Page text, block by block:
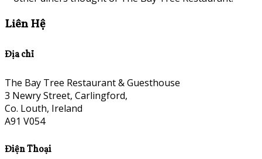
Liên Hệ
Địa chỉ
The Bay Tree Restaurant & Guesthouse
3 Newry Street, Carlingford,
Co. Louth, Ireland
A91 V054
Điện Thoại